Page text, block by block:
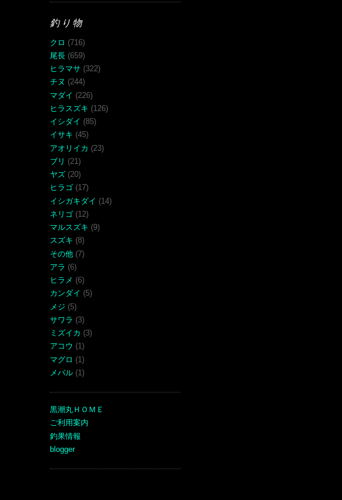
釣り物
クロ (716)
尾長 (659)
ヒラマサ (322)
チヌ (244)
マダイ (226)
ヒラスズキ (126)
イシダイ (85)
イサキ (45)
アオリイカ (23)
ブリ (21)
ヤズ (20)
ヒラゴ (17)
イシガキダイ (14)
ネリゴ (12)
マルスズキ (9)
スズキ (8)
その他 (7)
アラ (6)
ヒラメ (6)
カンダイ (5)
メジ (5)
サワラ (3)
ミズイカ (3)
アコウ (1)
マグロ (1)
メバル (1)
黒潮丸ＨＯＭＥ
ご利用案内
釣果情報
blogger